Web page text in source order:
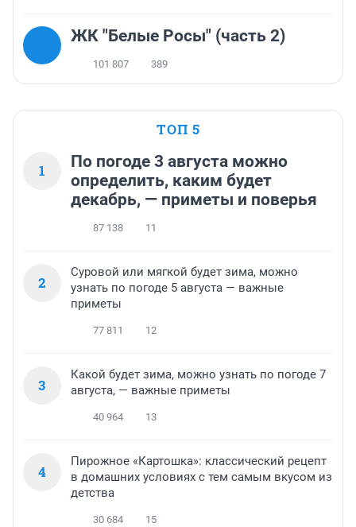
ЖК "Белые Росы" (часть 2)
101 807 389
ТОП 5
1
По погоде 3 августа можно
определить, каким будет
декабрь, — приметы и поверья
87 138 11
2
Суровой или мягкой будет зима, можно
узнать по погоде 5 августа — важные
приметы
77 811 12
3
Какой будет зима, можно узнать по погоде 7
августа, — важные приметы
40 964 13
4
Пирожное «Картошка»: классический рецепт
в домашних условиях с тем самым вкусом из
детства
30 684 15